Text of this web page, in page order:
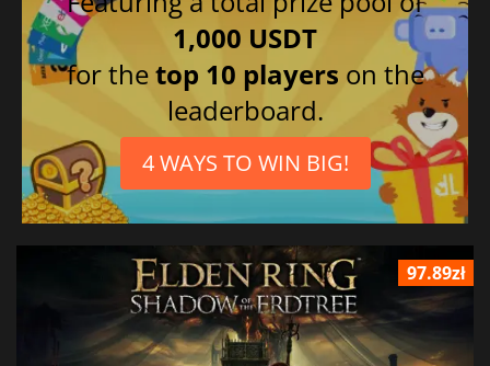
1,000 USDT
for thetop 10 players on the
leaderboard.
4 WAYS TO WIN BIG!
97.89zł